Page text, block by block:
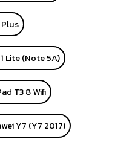
Lite (Note 5A)
T3 8 Wifi
Y7 (Y7 2017)